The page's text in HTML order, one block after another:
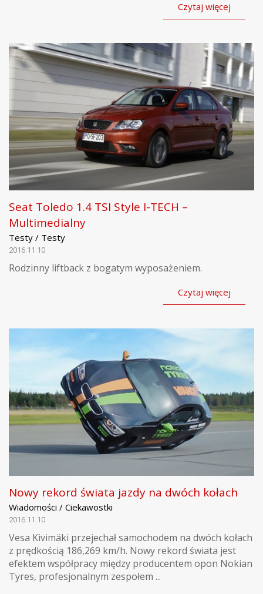
Czytaj więcej
Seat Toledo 1.4 TSI Style I-TECH –
Multimedialny
Testy / Testy
2016.11.10
Rodzinny liftback z bogatym wyposażeniem.
Czytaj więcej
Nowy rekord świata jazdy na dwóch kołach
Wiadomości / Ciekawostki
2016.11.10
Vesa Kivimäki przejechał samochodem na dwóch kołach
z prędkością 186,269 km/h. Nowy rekord świata jest
efektem współpracy między producentem opon Nokian
Tyres, profesjonalnym zespołem ...